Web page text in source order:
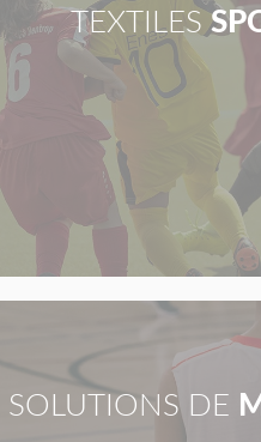
TEXTILES
SOLUTIONS DE